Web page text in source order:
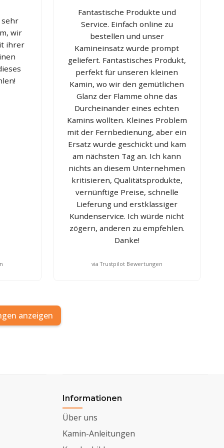
wir
ihrer
Fantastische Produkte und
Service. Einfach online zu
bestellen und unser
Kamineinsatz wurde prompt
geliefert. Fantastisches Produkt,
perfekt für unseren kleinen
Kamin, wo wir den gemütlichen
Glanz der Flamme ohne das
Durcheinander eines echten
Kamins wollten. Kleines Problem
mit der Fernbedienung, aber ein
Ersatz wurde geschickt und kam
am nächsten Tag an. Ich kann
nichts an diesem Unternehmen
kritisieren, Qualitätsprodukte,
vernünftige Preise, schnelle
Lieferung und erstklassiger
Kundenservice. Ich würde nicht
zögern, anderen zu empfehlen.
Danke!
via Trustpilot Bewertungen
anzeigen
Informationen
Über uns
Kamin-Anleitungen